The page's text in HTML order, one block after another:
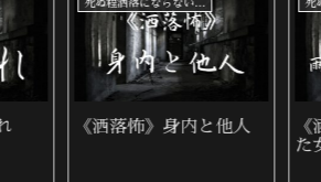
死ぬ程洒落にならない怖い話
《洒落怖》判子屋の警
《洒落怖》